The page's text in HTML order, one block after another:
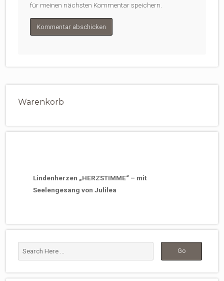
für meinen nächsten Kommentar speichern.
Warenkorb
Lindenherzen „HERZSTIMME“ – mit
Seelengesang von Julilea